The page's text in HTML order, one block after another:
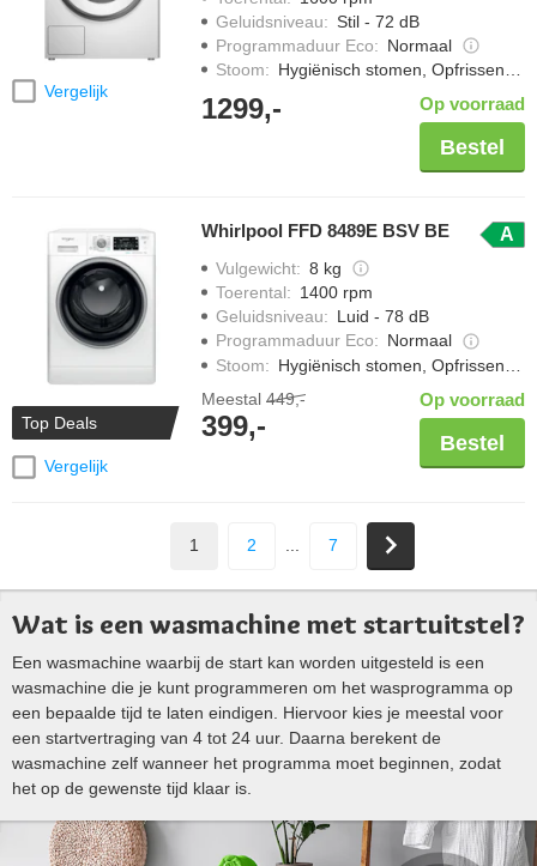
Vergelijk
Geluidsniveau: Stil - 72 dB
Programmaduur Eco: Normaal
Stoom: Hygiënisch stomen, Opfrissen met stoom
1299,- Op voorraad
Bestel
Top Deals
Vergelijk
Whirlpool FFD 8489E BSV BE A
Vulgewicht: 8 kg
Toerental: 1400 rpm
Geluidsniveau: Luid - 78 dB
Programmaduur Eco: Normaal
Stoom: Hygiënisch stomen, Opfrissen met stoom, Strijkwerk verminderen
Meestal 449,-
399,-
Op voorraad
Bestel
1 2 ... 7
Wat is een wasmachine met startuitstel?
Een wasmachine waarbij de start kan worden uitgesteld is een
wasmachine die je kunt programmeren om het wasprogramma op
een bepaalde tijd te laten eindigen. Hiervoor kies je meestal voor
een startvertraging van 4 tot 24 uur. Daarna berekent de
wasmachine zelf wanneer het programma moet beginnen, zodat
het op de gewenste tijd klaar is.